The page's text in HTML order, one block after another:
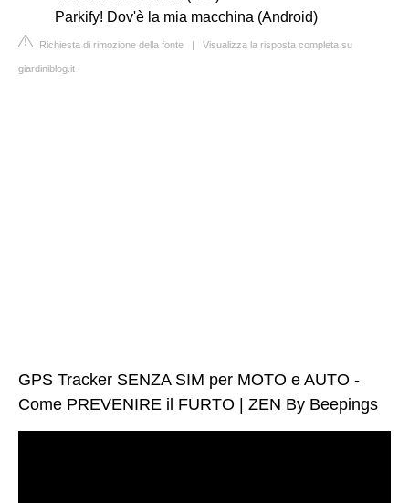
Parkify! Dov'è la mia macchina (Android)
Richiesta di rimozione della fonte | Visualizza la risposta completa su
giardiniblog.it
GPS Tracker SENZA SIM per MOTO e AUTO -
Come PREVENIRE il FURTO | ZEN By Beepings